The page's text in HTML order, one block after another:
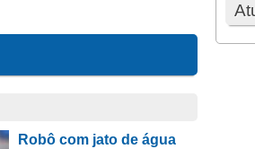
Robô com jato de água